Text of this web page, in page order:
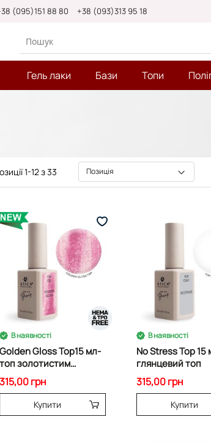
(095)151 88 80 +38 (093)313 95 18
Гель лаки Бази Топи
1-12з33
В наявності
Golden Gloss Top15 мл-
топ золотистим
блиском
315,00 грн
Купити
В наявності
No Stress Top 15
глянцевий топ
315,00 грн
Купити